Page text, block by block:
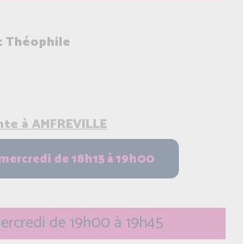
Théophile
à AMFREVILLE
de 19h00 à 19h45